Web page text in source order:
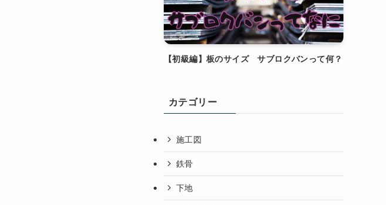
【初級編】板のサイズ サブロクバンって何？
カテゴリー
施工図
鉄骨
下地